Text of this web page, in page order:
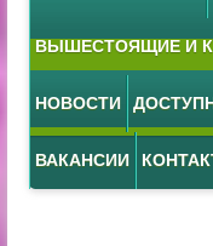
ВЫШЕСТОЯЩИЕ И
НОВОСТИ
ВАКАНСИИ